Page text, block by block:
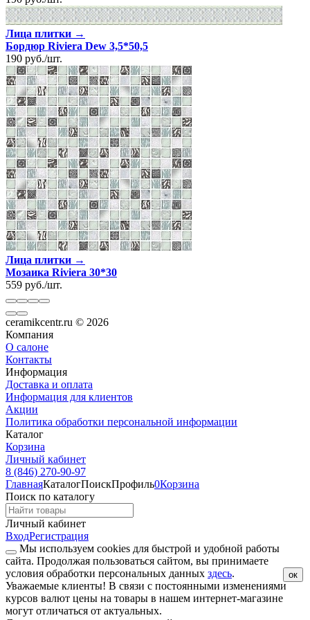
Лица плитки →
Бордюр Riviera Dew 3,5*50,5
190 руб./шт.
Лица плитки →
Мозаика Riviera 30*30
559 руб./шт.
ceramikcentr.ru © 2026
Компания
О салоне
Контакты
Информация
Доставка и оплата
Информация для клиентов
Акции
Политика обработки персональной информации
Каталог
Корзина
Личный кабинет
8 (846) 270-90-97
ГлавнаяКаталогПоискПрофиль0Корзина
Поиск по каталогу
Личный кабинет
ВходРегистрация
Мы используем cookies для быстрой и удобной работы
сайта. Продолжая пользоваться сайтом, вы принимаете
условия обработки персональных данных здесь. ок
Уважаемые клиенты! В связи с постоянными изменениями
курсов валют цены на товары в нашем интернет-магазине
могут отличаться от актуальных.